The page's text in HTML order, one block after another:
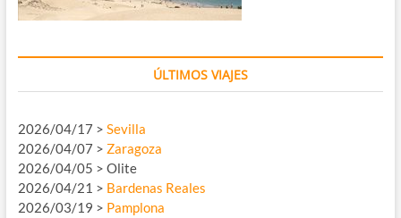
ÚLTIMOS VIAJES
2026/04/17 > Sevilla
2026/04/07 > Zaragoza
2026/04/05 > Olite
2026/04/21 > Bardenas Reales
2026/03/19 > Pamplona